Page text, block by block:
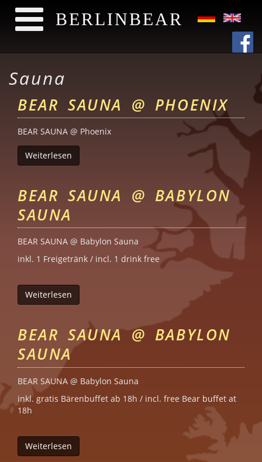
BERLINBEAR
Sauna
BEAR SAUNA @ PHOENIX
BEAR SAUNA @ Phoenix
Weiterlesen
BEAR SAUNA @ BABYLON
SAUNA
BEAR SAUNA @ Babylon Sauna
inkl. 1 Freigetränk / incl. 1 drink free
Weiterlesen über Bear Sauna @ Babylon Sauna
BEAR SAUNA @ BABYLON
SAUNA
BEAR SAUNA @ Babylon Sauna
inkl. gratis Bärenbuffet ab 18h / incl. free Bear buffet at
18h
Weiterlesen